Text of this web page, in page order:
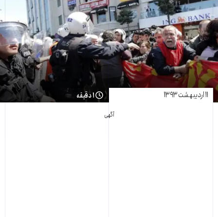
۱۱ اردیبهشت ۱۳۹۳ ۱ دقیقه
آگهی